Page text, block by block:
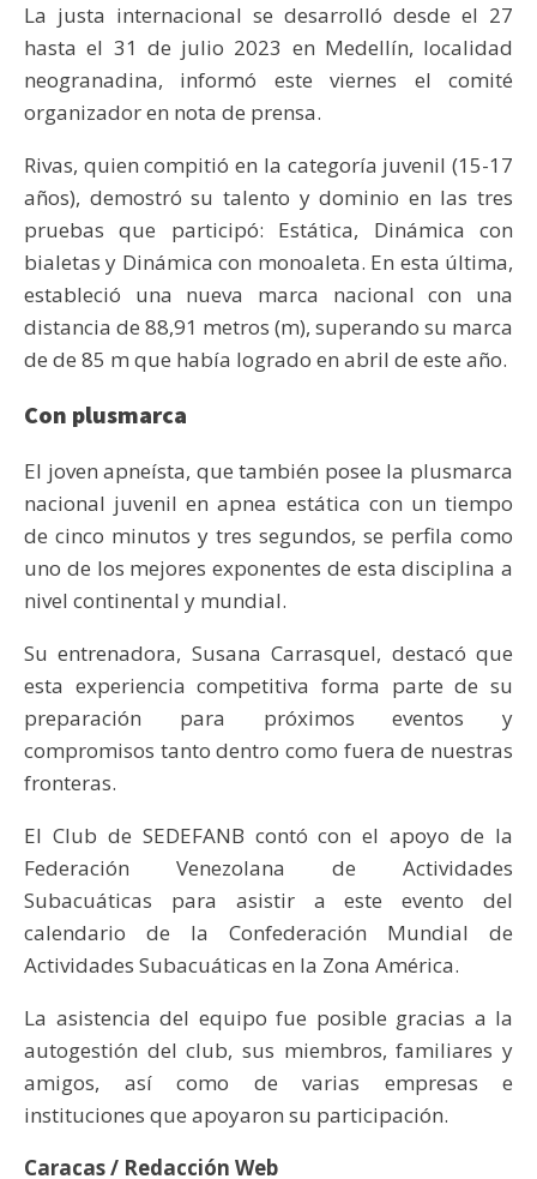
La justa internacional se desarrolló desde el 27
hasta el 31 de julio 2023 en Medellín, localidad
neogranadina, informó este viernes el comité
organizador en nota de prensa.
Rivas, quien compitió en la categoría juvenil (15-17
años), demostró su talento y dominio en las tres
pruebas que participó: Estática, Dinámica con
bialetas y Dinámica con monoaleta. En esta última,
estableció una nueva marca nacional con una
distancia de 88,91 metros (m), superando su marca
de de 85 m que había logrado en abril de este año.
Con plusmarca
El joven apneísta, que también posee la plusmarca
nacional juvenil en apnea estática con un tiempo
de cinco minutos y tres segundos, se perfila como
uno de los mejores exponentes de esta disciplina a
nivel continental y mundial.
Su entrenadora, Susana Carrasquel, destacó que
esta experiencia competitiva forma parte de su
preparación para próximos eventos y
compromisos tanto dentro como fuera de nuestras
fronteras.
El Club de SEDEFANB contó con el apoyo de la
Federación Venezolana de Actividades
Subacuáticas para asistir a este evento del
calendario de la Confederación Mundial de
Actividades Subacuáticas en la Zona América.
La asistencia del equipo fue posible gracias a la
autogestión del club, sus miembros, familiares y
amigos, así como de varias empresas e
instituciones que apoyaron su participación.
Caracas / Redacción Web